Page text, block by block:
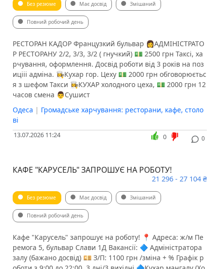
Без резюме Має досвід Змішаний
Повний робочий день
РЕСТОРАН КАДОР Французкий бульвар 👩АДМІНІСТРАТО
Р РЕСТОРАНУ 2/2, 3/3, 3/2 ( гнучкий) 💵 2500 грн Таксі, ха
рчування, оформлення. Досвід роботи від 3 років на поз
ицііі адміна. 👩‍🍳Кухар гор. Цеху 💵 2000 грн обговорюєтьс
я з шефом Такси 👩‍🍳КУХАР холодного цеха, 💵 2000 грн 12
часов смена 👨Сушист
Одеса | Громадське харчування: ресторани, кафе, столо
ві
13.07.2026 11:24 0
0
КАФЕ "КАРУСЕЛЬ" ЗАПРОШУЄ НА РОБОТУ!
21 296 - 27 104 ₴
Без резюме Має досвід Змішаний
Повний робочий день
Кафе "Карусель" запрошує на роботу! 📍 Адреса: ж/м Пе
ремога 5, бульвар Слави 1Д Вакансії: 🔷 Адміністратора
залу (бажано досвід) 💴 З/П: 1100 грн /зміна + % Графік р